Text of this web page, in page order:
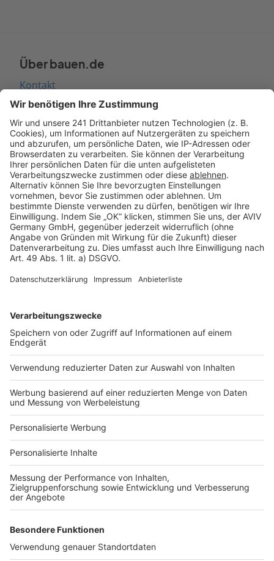
Über bauen.de
Kontakt
Seitenaufbau
Barrierefreiheit
Cookie Einstellungen
Rechtliches
AGB-Übersicht
Datenschutz
Impressum
Services
Bauprojekt-Quiz
Häuser-Suche
Hausanbieter-Suche
Bauprojekt-Profil
Für Unternehmen
Ihre Baufirma auf bauen.de
Kostenloses Infogespräch